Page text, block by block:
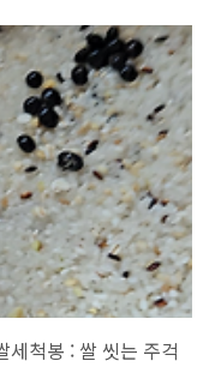
매직4. 어깨가 편한 매
없어서출시되고 꽤 오
이네요 아직 없으신분은
예요 장바구니 많은데결
니다
세척봉 : 쌀 씻는 주걱